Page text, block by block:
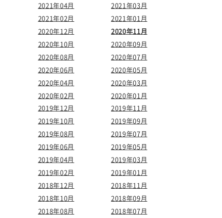
2021年04月
2021年03月
2021年02月
2021年01月
2020年12月
2020年11月
2020年10月
2020年09月
2020年08月
2020年07月
2020年06月
2020年05月
2020年04月
2020年03月
2020年02月
2020年01月
2019年12月
2019年11月
2019年10月
2019年09月
2019年08月
2019年07月
2019年06月
2019年05月
2019年04月
2019年03月
2019年02月
2019年01月
2018年12月
2018年11月
2018年10月
2018年09月
2018年08月
2018年07月